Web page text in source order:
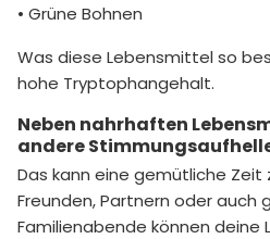
• Grüne Bohnen
Was diese Lebensmittel so
hohe Tryptophangehalt.
Neben nahrhaften
andere
Das kann eine gemütliche Zeit
Freunden, Partnern oder auch
Familienabende können deine